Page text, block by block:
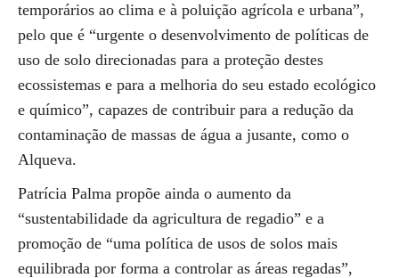
temporários ao clima e à poluição agrícola e urbana”,
pelo que é “urgente o desenvolvimento de políticas de
uso de solo direcionadas para a proteção destes
ecossistemas e para a melhoria do seu estado ecológico
e químico”, capazes de contribuir para a redução da
contaminação de massas de água a jusante, como o
Alqueva.
Patrícia Palma propõe ainda o aumento da
“sustentabilidade da agricultura de regadio” e a
promoção de “uma política de usos de solos mais
equilibrada por forma a controlar as áreas regadas”,